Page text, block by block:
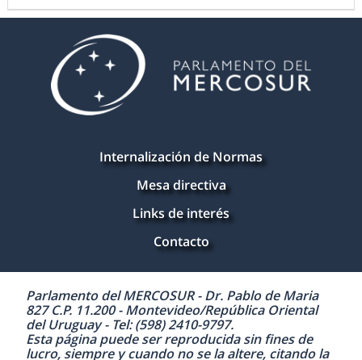
Internalización de Normas
Mesa directiva
Links de interés
Contacto
Parlamento del MERCOSUR - Dr. Pablo de Maria
827 C.P. 11.200 - Montevideo/República Oriental
del Uruguay - Tel: (598) 2410-9797.
Esta página puede ser reproducida sin fines de
lucro, siempre y cuando no se la altere, citando la